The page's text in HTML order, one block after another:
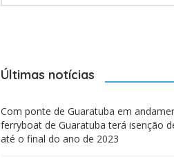
Últimas notícias
Com ponte de Guaratuba em
ferryboat de Guaratuba terá isenção
até o final do ano de 2023